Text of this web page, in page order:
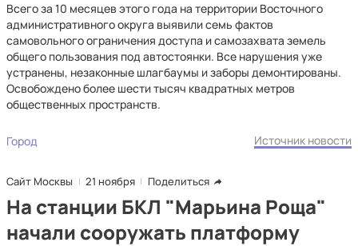
Всего за 10 месяцев этого года на территории Восточного
административного округа выявили семь фактов
самовольного ограничения доступа и самозахвата земель
общего пользования под автостоянки. Все нарушения уже
устранены, незаконные шлагбаумы и заборы демонтированы.
Освобождено более шести тысяч квадратных метров
общественных пространств.
Город Источник новости
Сайт Москвы 21 ноября Поделиться
На станции БКЛ "Марьина Роща"
начали сооружать платформу